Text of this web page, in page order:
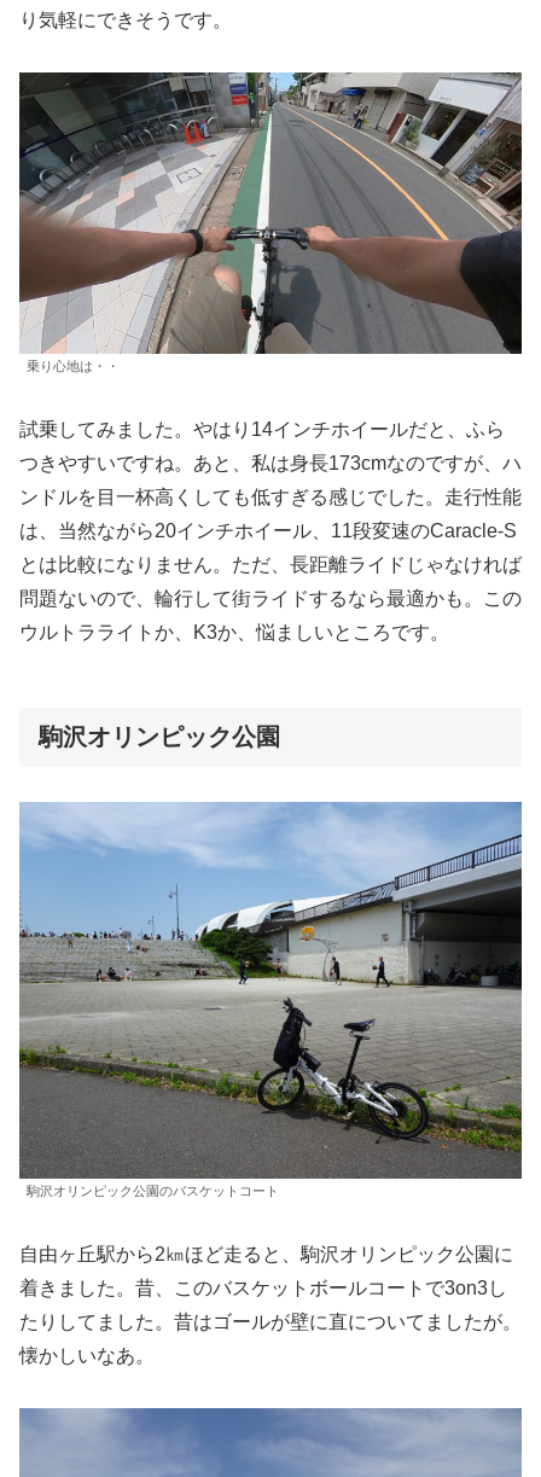
り気軽にできそうです。
乗り心地は・・
試乗してみました。やはり14インチホイールだと、ふら
つきやすいですね。あと、私は身長173cmなのですが、ハ
ンドルを目一杯高くしても低すぎる感じでした。走行性能
は、当然ながら20インチホイール、11段変速のCaracle-S
とは比較になりません。ただ、長距離ライドじゃなければ
問題ないので、輪行して街ライドするなら最適かも。この
ウルトラライトか、K3か、悩ましいところです。
駒沢オリンピック公園
駒沢オリンピック公園のバスケットコート
自由ヶ丘駅から2㎞ほど走ると、駒沢オリンピック公園に
着きました。昔、このバスケットボールコートで3on3し
たりしてました。昔はゴールが壁に直についてましたが。
懐かしいなあ。